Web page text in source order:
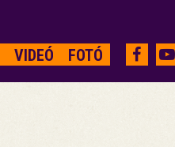
VIDEÓ FOTÓ